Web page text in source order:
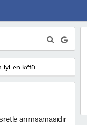
iyi-en kötü
anımsamasıdır